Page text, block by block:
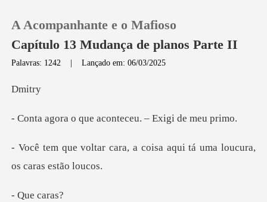
Loja
Histórico
Sair
A Acompanhante e o Mafioso
Capítulo 13 Mudança de planos Parte II
Palavras: 1242 |Lançado em: 06/03/2025
it
ue aconteceu. – E
, a coisa aqui tá uma louc
e ca